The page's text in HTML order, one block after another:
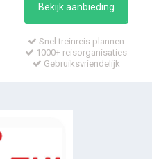
Bekijk aanbieding
Snel treinreis plannen
1000+ reisorganisaties
Gebruiksvriendelijk